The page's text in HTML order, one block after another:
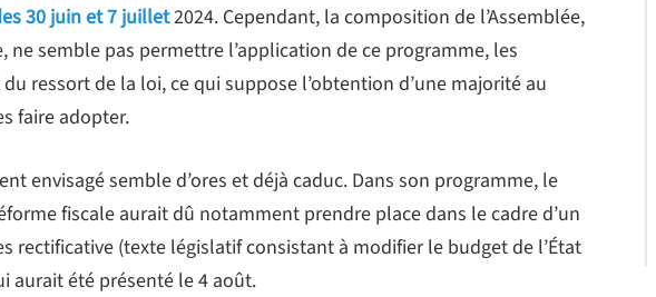
30 juin et 7 juillet2024. Cependant, la composition de l’Assemblée,
ne semble pas permettre l’application de ce programme, les
ressort de la loi, ce qui suppose l’obtention d’une majorité au
faire adopter.
envisagé semble d’ores et déjà caduc. Dans son programme, le
fiscale aurait dû notamment prendre place dans le cadre d’un
rectificative (texte législatif consistant à modifier le budget de l’État
aurait été présenté le 4 août.